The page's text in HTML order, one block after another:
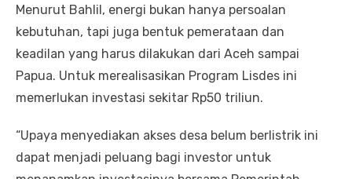
Menurut Bahlil, energi bukan hanya persoalan
kebutuhan, tapi juga bentuk pemerataan dan
keadilan yang harus dilakukan dari Aceh sampai
Papua. Untuk merealisasikan Program Lisdes ini
memerlukan investasi sekitar Rp50 triliun.
“Upaya menyediakan akses desa belum berlistrik ini
dapat menjadi peluang bagi investor untuk